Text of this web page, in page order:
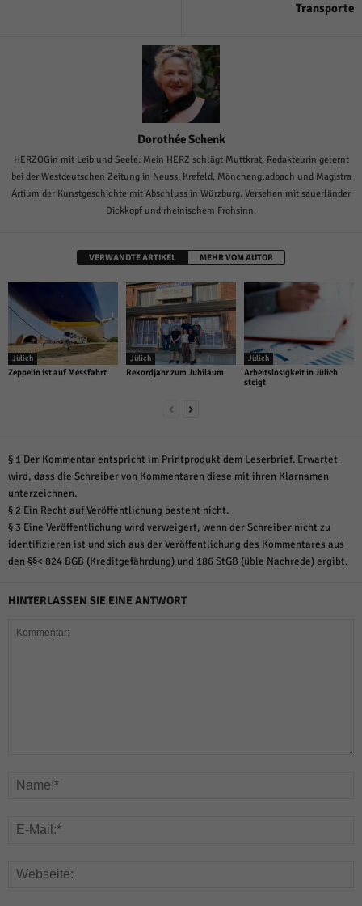
Transporte
Dorothée Schenk
HERZOGin mit Leib und Seele. Mein HERZ schlägt Muttkrat, Redakteurin gelernt
bei der Westdeutschen Zeitung in Neuss, Krefeld, Mönchengladbach und Magistra
Artium der Kunstgeschichte mit Abschluss in Würzburg. Versehen mit sauerländer
Dickkopf und rheinischem Frohsinn.
VERWANDTE ARTIKEL MEHR VOM AUTOR
Jülich
Zeppelin ist auf Messfahrt
Jülich
Rekordjahr zum Jubiläum
Jülich
Arbeitslosigkeit in Jülich
steigt
§ 1 Der Kommentar entspricht im Printprodukt dem Leserbrief. Erwartet
wird, dass die Schreiber von Kommentaren diese mit ihren Klarnamen
unterzeichnen.
§ 2 Ein Recht auf Veröffentlichung besteht nicht.
§ 3 Eine Veröffentlichung wird verweigert, wenn der Schreiber nicht zu
identifizieren ist und sich aus der Veröffentlichung des Kommentares aus
den §§< 824 BGB (Kreditgefährdung) und 186 StGB (üble Nachrede) ergibt.
HINTERLASSEN SIE EINE ANTWORT